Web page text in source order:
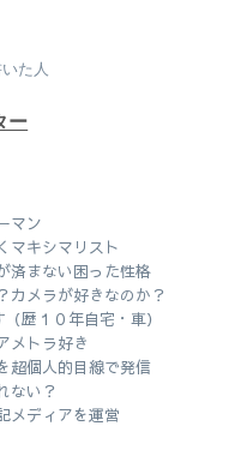
た人
ー
マン
マキシマリスト
済まない困った性格
カメラが好きなのか？
歴１０年自宅・車）
メトラ好き
超個人的目線で発信
ない？
メディアを運営